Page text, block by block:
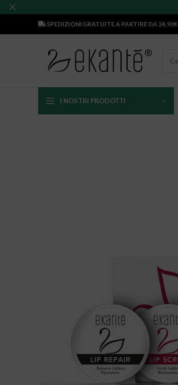
SPEDIZIONI GRATUITE A PARTIRE DA 24,90€
I NOSTRI PRODOTTI